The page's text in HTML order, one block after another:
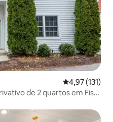
4,97 de uma
4,97 (131)
de 2 quartos em Fish